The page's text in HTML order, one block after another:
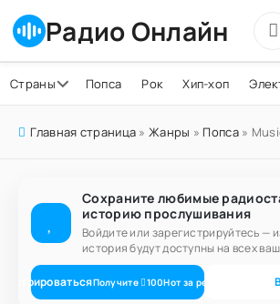
Радио Онлайн
Страны Попса Рок Хип-хоп
Главная страница »Жанры » Попса»
Сохраните любимые
историю прослушивания
Войдите или зарегистрируйтесь —
история будут доступны на всех
Получите 100Нот за регистрацию